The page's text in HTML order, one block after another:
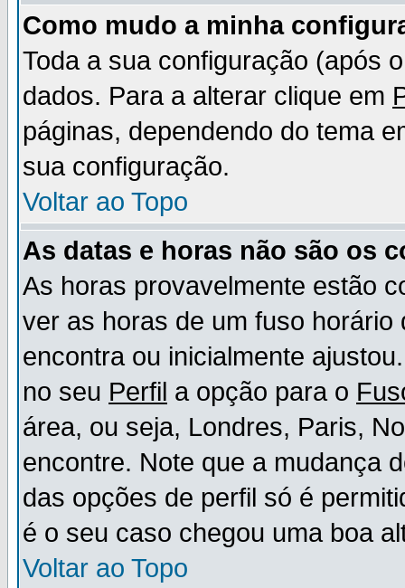
Como mudo a minha
Toda a sua configuração (após
dados. Para a alterar clique em
páginas, dependendo do tema
sua configuração.
Voltar ao Topo
As datas e horas não são os
As horas provavelmente estão
ver as horas de um fuso
encontra ou inicialmente
no seu Perfil a opção para o
área, ou seja, Londres, Paris,
encontre. Note que a mudança
das opções de perfil só é
é o seu caso chegou uma boa
Voltar ao Topo